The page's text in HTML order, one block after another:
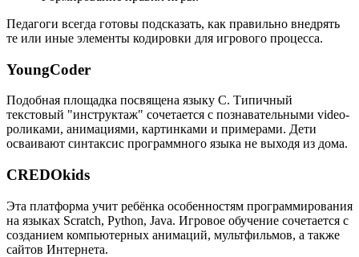
Педагоги всегда готовы подсказать, как правильно внедрять
те или иные элементы кодировки для игрового процесса.
YoungCoder
Подобная площадка посвящена языку C. Типичный
текстовый "инструктаж" сочетается с познавательными video-
роликами, анимациями, картинками и примерами. Дети
осваивают синтаксис программного языка не выходя из дома.
CREDOkids
Эта платформа учит ребёнка особенностям программирования
на языках Scratch, Python, Java. Игровое обучение сочетается с
созданием компьютерных анимаций, мультфильмов, а также
сайтов Интернета.